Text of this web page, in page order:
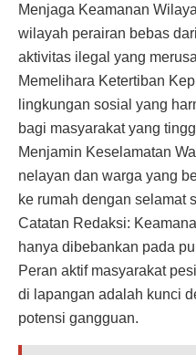
Menjaga Keamanan
wilayah perairan bebas
aktivitas ilegal yang
Memelihara Ketertiban
lingkungan sosial yang
bagi masyarakat yang
Menjamin Keselamatan
nelayan dan warga yang
ke rumah dengan selamat
Catatan Redaksi:
hanya dibebankan pada
Peran aktif masyarakat
di lapangan adalah kunci
potensi gangguan.